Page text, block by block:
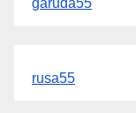
garuda55
rusa55